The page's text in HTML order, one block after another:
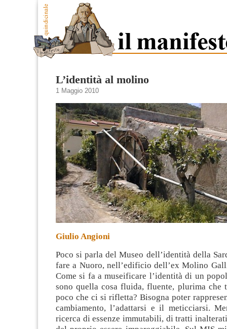
L’identità al molino
1 Maggio 2010
Giulio Angioni
Poco si parla del Museo dell’identità della
fare a Nuoro, nell’edificio dell’ex Molino
Come si fa a museificare l’identità di un
sono quella cosa fluida,fluente, plurima che
poco che ci si rifletta? Bisogna poter
cambiamento, l’adattarsi e il meticciarsi.
ricerca di essenze immutabili, di tratti